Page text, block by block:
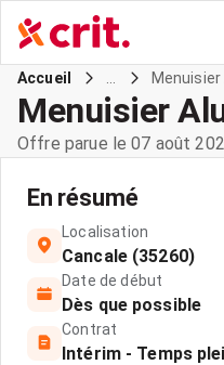
Accueil Menuisier
Menuisier
Offre parue le 07 août
En résumé
Localisation
Cancale (35260)
Date de début
Dès que possible
Contrat
Intérim - Temps